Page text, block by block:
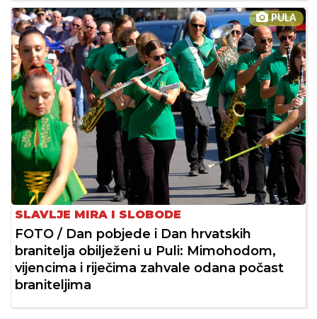
PULA
SLAVLJE MIRA I SLOBODE
FOTO / Dan pobjede i Dan hrvatskih
branitelja obilježeni u Puli: Mimohodom,
vijencima i riječima zahvale odana počast
braniteljima